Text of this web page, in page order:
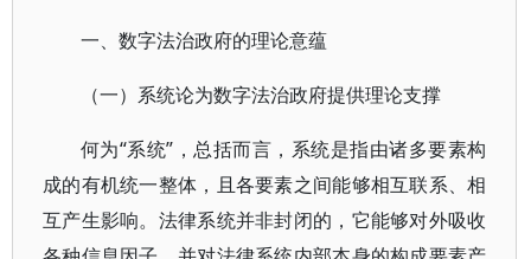
一、数字法治政府的理论意蕴
（一）系统论为数字法治政府提供理论支撑
何为“系统”，总括而言，系统是指由诸多要素构
成的有机统一整体，且各要素之间能够相互联系、相
互产生影响。法律系统并非封闭的，它能够对外吸收